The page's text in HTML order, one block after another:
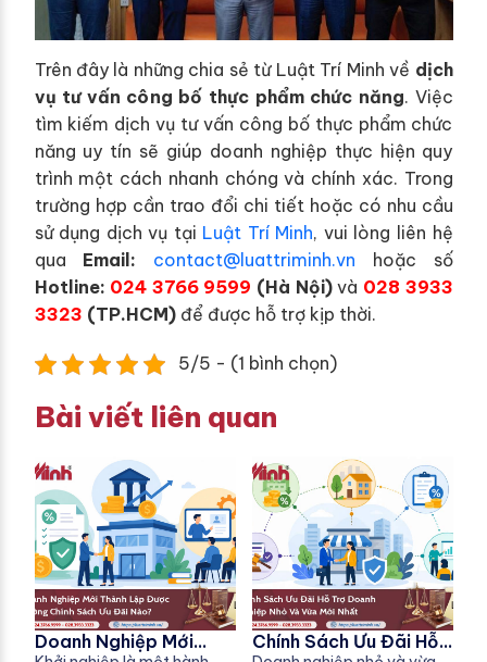
Trên đây là những chia sẻ từ Luật Trí Minh về dịch
vụ tư vấn công bố thực phẩm chức năng. Việc
tìm kiếm dịch vụ tư vấn công bố thực phẩm chức
năng uy tín sẽ giúp doanh nghiệp thực hiện quy
trình một cách nhanh chóng và chính xác. Trong
trường hợp cần trao đổi chi tiết hoặc có nhu cầu
sử dụng dịch vụ tại Luật Trí Minh, vui lòng liên hệ
qua Email: contact@luattriminh.vn hoặc số
Hotline: 024 3766 9599 (Hà Nội)và 028 3933
3323 (TP.HCM)để được hỗ trợ kịp thời.
5/5 - (1 bình chọn)
Bài viết liên quan
Doanh Nghiệp Mới
Chính Sách Ưu Đãi Hỗ